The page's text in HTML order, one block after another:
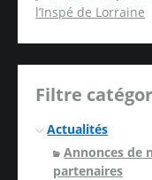
l’Inspé de Lorraine
Filtre
Actualités
Annonces de
partenaires